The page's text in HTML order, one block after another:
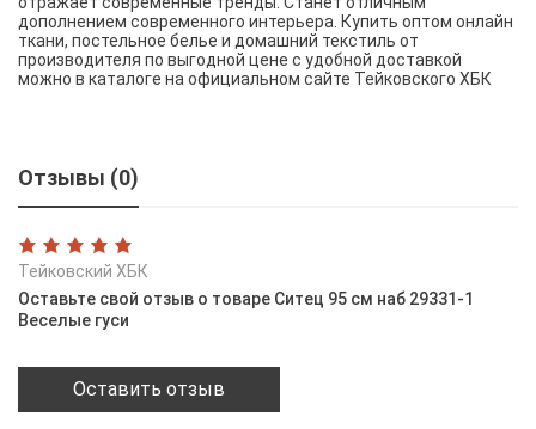
дополнением современного интерьера. Купить оптом онлайн
ткани, постельное белье и домашний текстиль от
производителя по выгодной цене с удобной доставкой
можно в каталоге на официальном сайте Тейковского ХБК
Отзывы (0)
Тейковский ХБК
Оставьте свой отзыв о товаре Ситец 95 см наб 29331-1
Веселые гуси
Оставить отзыв